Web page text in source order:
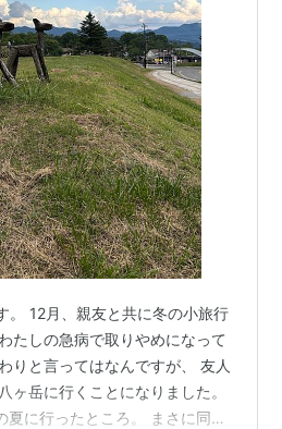
。 12月、親友と共に冬の小旅行
たしの急病で取りやめになって
りと言ってはなんですが、 友人
ヶ岳に行くことになりました。
夏に行ったところ。 まさに同じ